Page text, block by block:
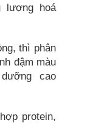
lượng hoá
thì phân
đậm màu
cao
protein,